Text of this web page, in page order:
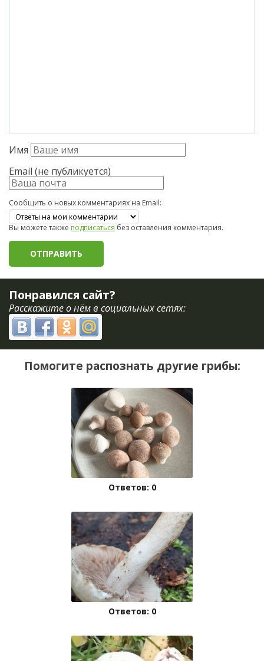
Имя
Email (не публикуется)
Сообщить о новых комментариях на Email:
Вы можете такжеподписатьсябез оставления комментария.
Понравился сайт?
Расскажите о нём в социальных сетях:
Помогите распознать другие грибы:
Ответов: 0
Ответов: 0